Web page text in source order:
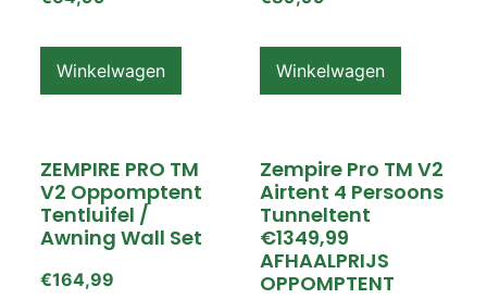
Winkelwagen Winkelwagen
ZEMPIRE PRO TM
V2 Oppomptent
Tentluifel /
Awning Wall Set
€164,99
Zempire Pro TM V2
Airtent 4 Persoons
Tunneltent
€1349,99
AFHAALPRIJS
OPPOMPTENT